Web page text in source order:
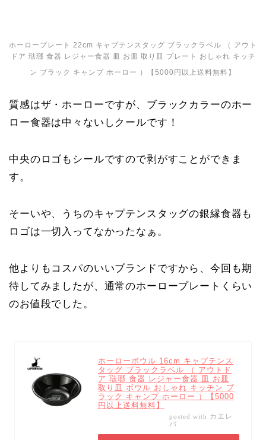
ホーロープレート 22cm キャプテンスタッグ ブラックラベル （ アウト
ドア 琺瑯 食器 レジャー食器 皿 お皿 取り皿 プレート おしゃれ キッチ
ン ブラック キャンプ ホーロー ）【5000円以上送料無料】
質感はザ・ホーローですが、ブラックカラーのホー
ロー食器は中々ないしクールです！
中央のロゴもシールですので剥がすことができま
す。
そーいや、うちのキャプテンスタッグの銀縁食器も
ロゴは一切入ってなかったなぁ。
他よりもコスパのいいブランドですから、今回も期
待してみましたが、通常のホーロープレートくらい
のお値段でした。
ホーローボウル 16cm キャプテンス
タッグ ブラックラベル （ アウトド
ア 琺瑯 食器 レジャー食器 皿 お皿
取り皿 ボウル おしゃれ キッチン ブ
ラック キャンプ ホーロー ）【5000
円以上送料無料】
posted with カエレ
バ